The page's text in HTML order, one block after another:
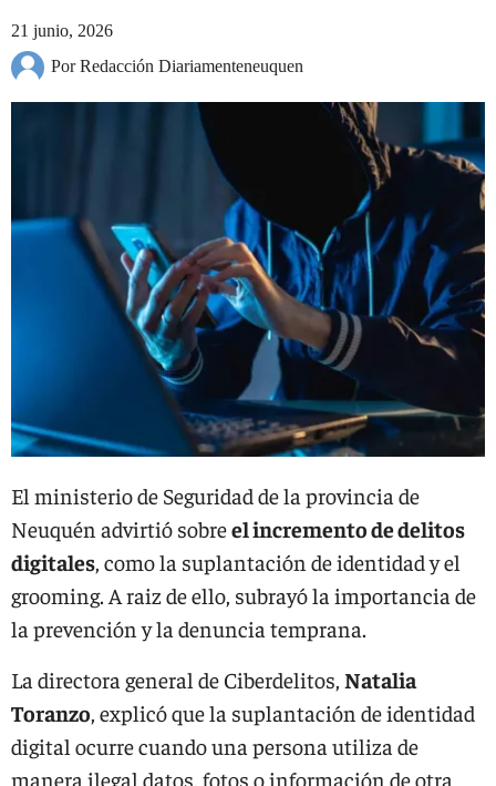
21 junio, 2026
Por Redacción Diariamenteneuquen
El ministerio de Seguridad de la provincia de
Neuquén advirtió sobreel incremento de delitos
digitales, como la suplantación de identidad y el
grooming. A raiz de ello, subrayó la importancia de
la prevención y la denuncia temprana.
La directora general de Ciberdelitos, Natalia
Toranzo, explicó que la suplantación de identidad
digital ocurre cuando una persona utiliza de
manera ilegal datos, fotos o información de otra